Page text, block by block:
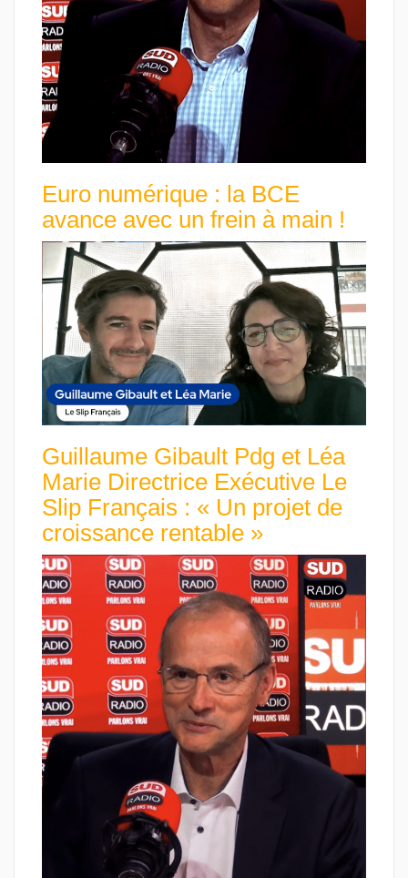
Euro numérique : la BCE
avance avec un frein à main !
Guillaume Gibault Pdg et Léa
Marie Directrice Exécutive Le
Slip Français : « Un projet de
croissance rentable »